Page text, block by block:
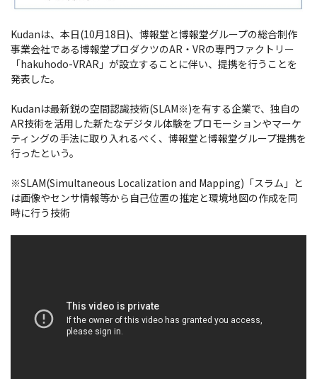
Kudanは、本日(10月18日)、博報堂と博報堂グループの総合制作
事業会社である博報堂プロダクツのAR・VRの専門ファクトリー
「hakuhodo-VRAR」が設立することに伴い、提携を行うことを
発表した。
Kudanは最新鋭の空間認識技術(SLAM※)を有する企業で、独自の
AR技術を活用した新たなデジタル体験をプロモーションやマーケ
ティングの手法に取り入れるべく、博報堂と博報堂グループ提携を
行ったという。
※SLAM(Simultaneous Localization and Mapping)「スラム」と
は画像やセンサ情報等から自己位置の推定と環境地図の作成を同
時に行う技術